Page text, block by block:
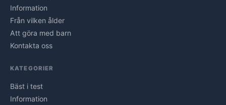
Information
Från vilken ålder
Att göra med barn
Kontakta oss
KATEGORIER
Bäst i test
Information